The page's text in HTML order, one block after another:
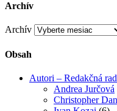
Archív
Archív
Obsah
Autori – Redakčná
Andrea Jurčová
Christopher